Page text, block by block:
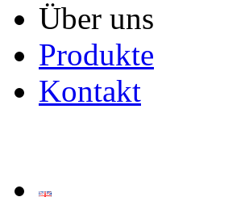
Über uns
Produkte
Kontakt